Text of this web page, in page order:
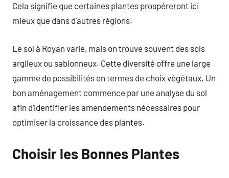
Cela signifie que certaines plantes prospéreront ici
mieux que dans d’autres régions.
Le sol à Royan varie, mais on trouve souvent des sols
argileux ou sablonneux. Cette diversité offre une large
gamme de possibilités en termes de choix végétaux. Un
bon aménagement commence par une analyse du sol
afin d’identifier les amendements nécessaires pour
optimiser la croissance des plantes.
Choisir les Bonnes Plantes